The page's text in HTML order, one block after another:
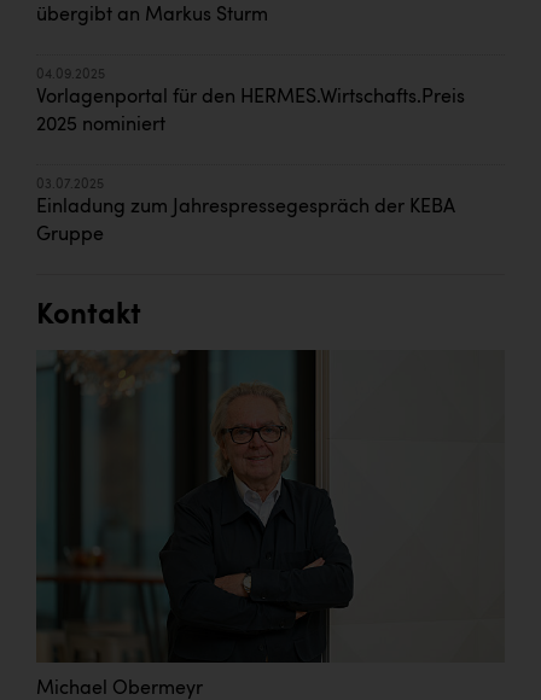
übergibt an Markus Sturm
04.09.2025
Vorlagenportal für den HERMES.Wirtschafts.Preis
2025 nominiert
03.07.2025
Einladung zum Jahrespressegespräch der KEBA
Gruppe
Kontakt
Michael Obermeyr